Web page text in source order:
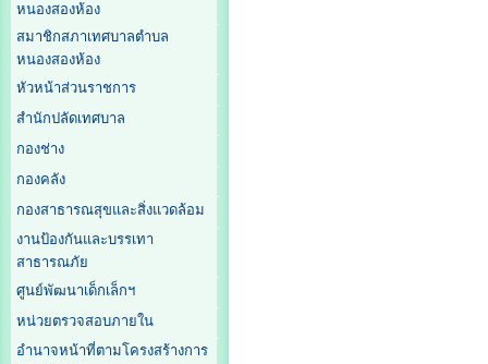
หนองสองห้อง
สมาชิกสภาเทศบาลตำบล
หนองสองห้อง
หัวหน้าส่วนราชการ
สำนักปลัดเทศบาล
กองช่าง
กองคลัง
กองสาธารณสุขและสิ่งแวดล้อม
งานป้องกันและบรรเทา
สาธารณภัย
ศูนย์พัฒนาเด็กเล็กฯ
หน่วยตรวจสอบภายใน
อำนาจหน้าที่ตามโครงสร้างการ